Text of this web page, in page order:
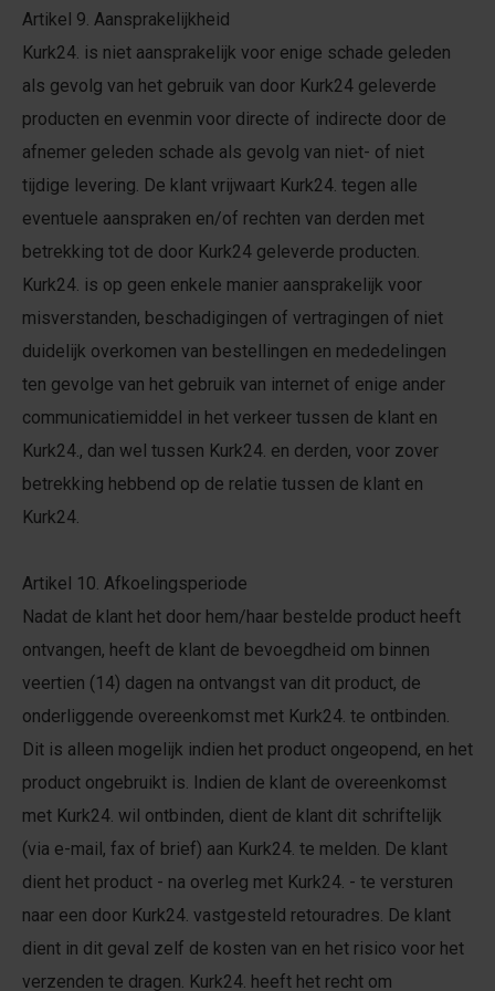
Artikel 9. Aansprakelijkheid
Kurk24. is niet aansprakelijk voor enige schade geleden
als gevolg van het gebruik van door Kurk24 geleverde
producten en evenmin voor directe of indirecte door de
afnemer geleden schade als gevolg van niet- of niet
tijdige levering. De klant vrijwaart Kurk24. tegen alle
eventuele aanspraken en/of rechten van derden met
betrekking tot de door Kurk24 geleverde producten.
Kurk24. is op geen enkele manier aansprakelijk voor
misverstanden, beschadigingen of vertragingen of niet
duidelijk overkomen van bestellingen en mededelingen
ten gevolge van het gebruik van internet of enige ander
communicatiemiddel in het verkeer tussen de klant en
Kurk24., dan wel tussen Kurk24. en derden, voor zover
betrekking hebbend op de relatie tussen de klant en
Kurk24.
Artikel 10. Afkoelingsperiode
Nadat de klant het door hem/haar bestelde product heeft
ontvangen, heeft de klant de bevoegdheid om binnen
veertien (14) dagen na ontvangst van dit product, de
onderliggende overeenkomst met Kurk24. te ontbinden.
Dit is alleen mogelijk indien het product ongeopend, en het
product ongebruikt is. Indien de klant de overeenkomst
met Kurk24. wil ontbinden, dient de klant dit schriftelijk
(via e-mail, fax of brief) aan Kurk24. te melden. De klant
dient het product - na overleg met Kurk24. - te versturen
naar een door Kurk24. vastgesteld retouradres. De klant
dient in dit geval zelf de kosten van en het risico voor het
verzenden te dragen. Kurk24. heeft het recht om